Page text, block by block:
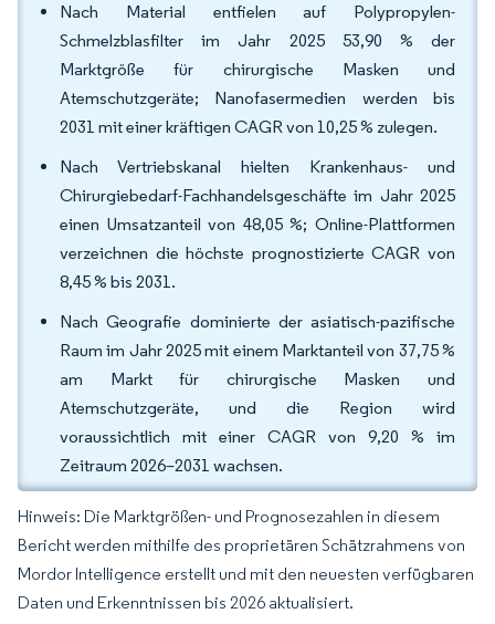
Nach Material entfielen auf Polypropylen-
Schmelzblasfilter im Jahr 2025 53,90 % der
Marktgröße für chirurgische Masken und
Atemschutzgeräte; Nanofasermedien werden bis
2031 mit einer kräftigen CAGR von 10,25 % zulegen.
Nach Vertriebskanal hielten Krankenhaus- und
Chirurgiebedarf-Fachhandelsgeschäfte im Jahr 2025
einen Umsatzanteil von 48,05 %; Online-Plattformen
verzeichnen die höchste prognostizierte CAGR von
8,45 % bis 2031.
Nach Geografie dominierte der asiatisch-pazifische
Raum im Jahr 2025 mit einem Marktanteil von 37,75 %
am Markt für chirurgische Masken und
Atemschutzgeräte, und die Region wird
voraussichtlich mit einer CAGR von 9,20 % im
Zeitraum 2026–2031 wachsen.
Hinweis: Die Marktgrößen- und Prognosezahlen in diesem
Bericht werden mithilfe des proprietären Schätzrahmens von
Mordor Intelligence erstellt und mit den neuesten verfügbaren
Daten und Erkenntnissen bis 2026 aktualisiert.